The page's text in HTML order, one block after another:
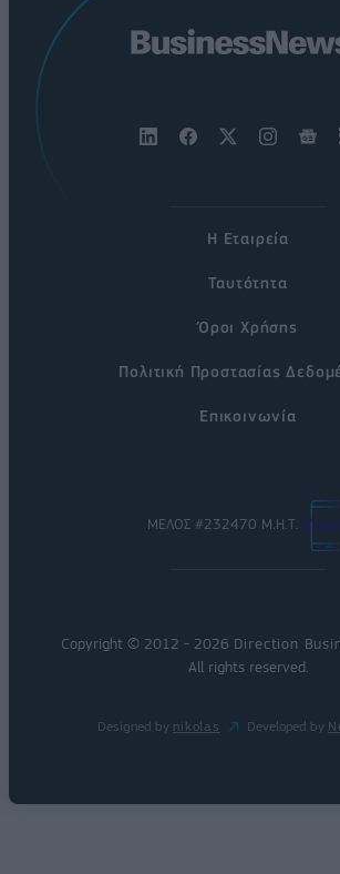
Η Εταιρεία
Ταυτότητα
Όροι Χρήσης
Πολιτική Προστασίας
Επικοινωνία
ΜΕΛΟΣ #232470 Μ.Η.Τ.
Copyright © 2012 - 2026 Direction
All rights reserved.
Designed by nikolas Developed by